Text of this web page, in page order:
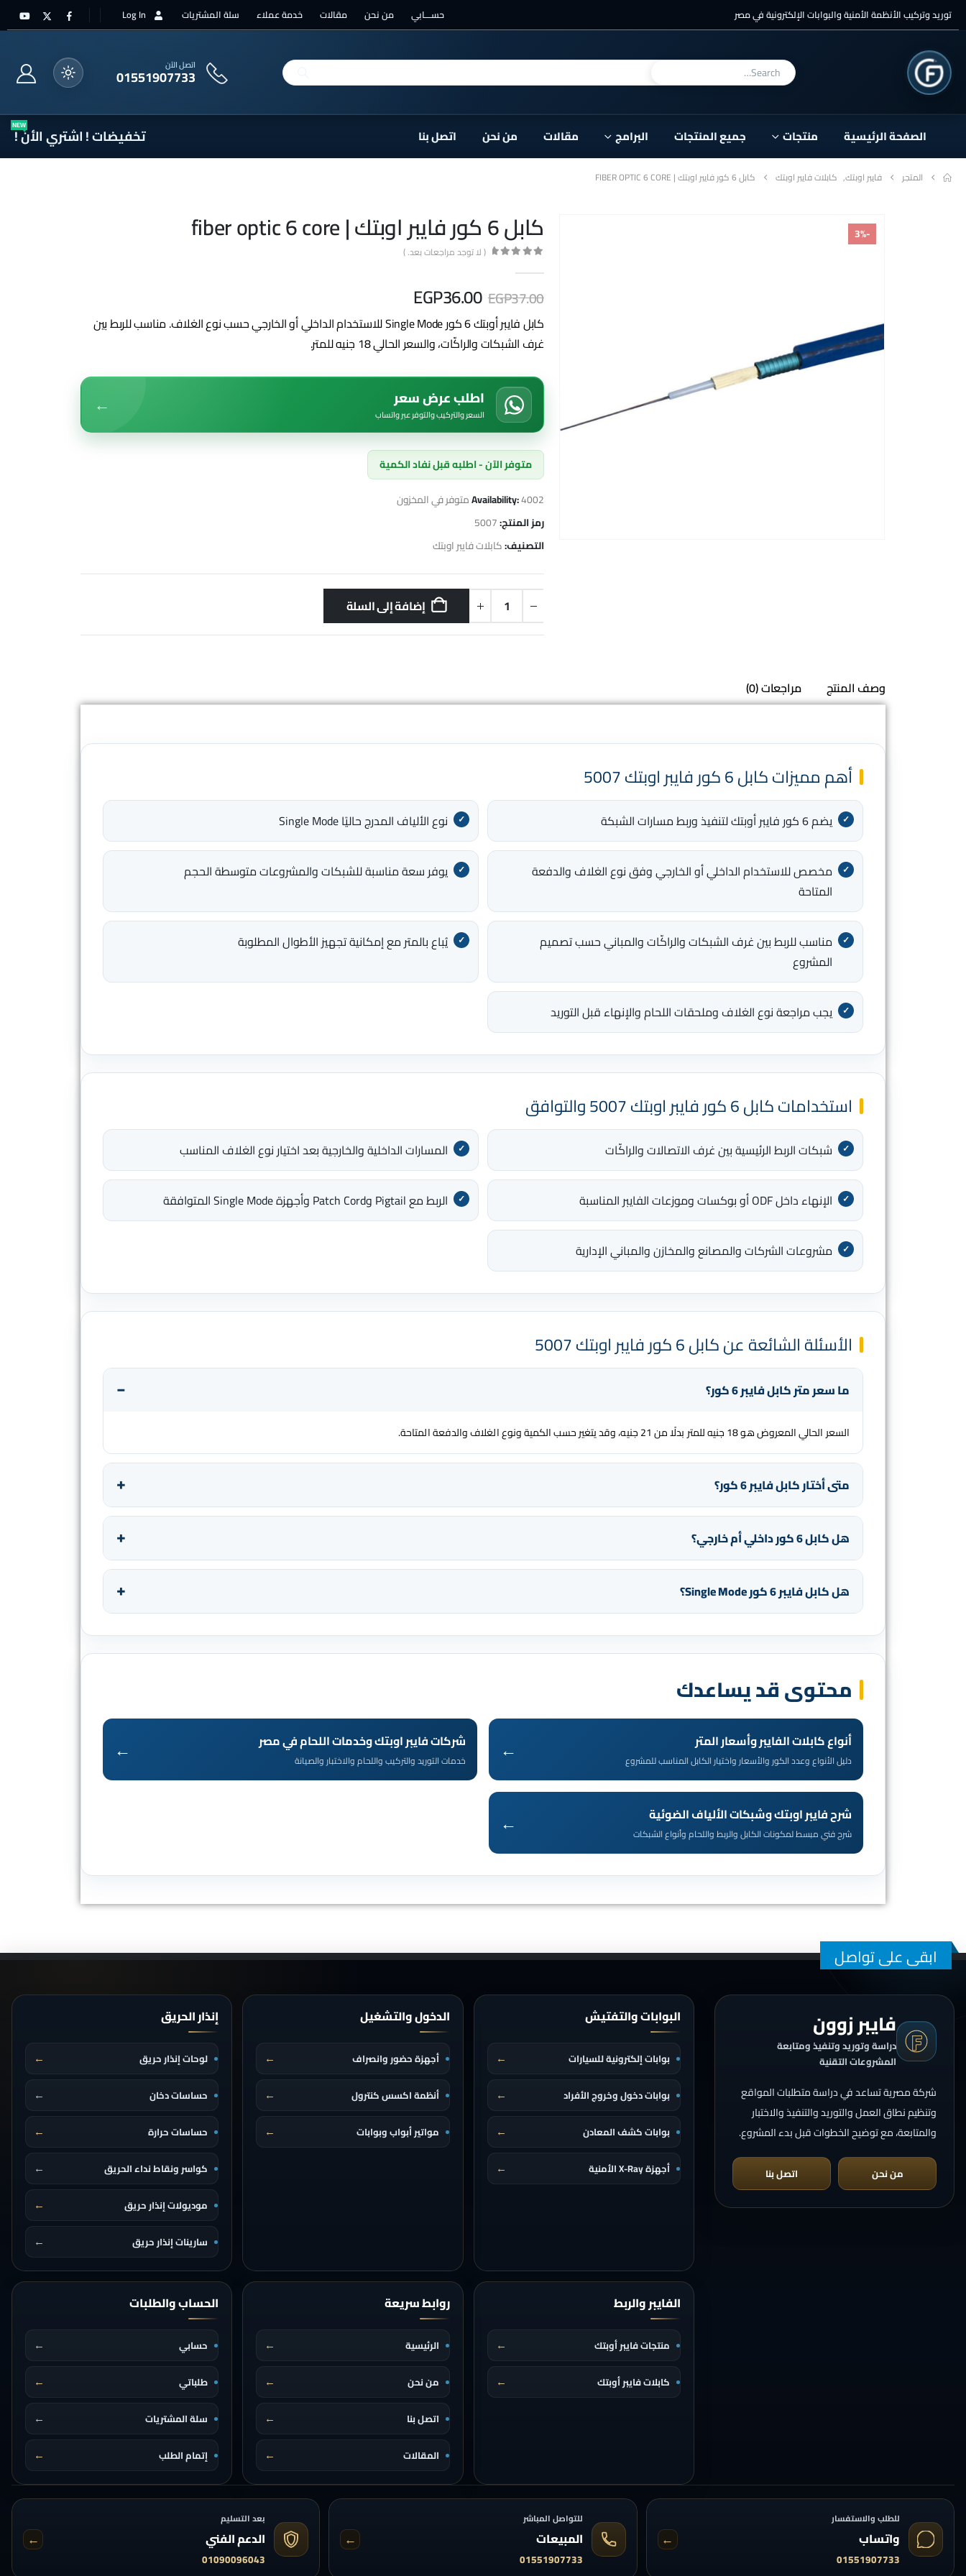
توريد وتركيب الأنظمة الأمنية والبوابات الإلكترونية في مصر حســـابي من نحن مقالات خدمة عملاء سلة المشتريات Log In
اتصل الآن
01551907733
الصفحة الرئيسية منتجات جميع المنتجات البرامج مقالات من نحن اتصل بنا تخفيضات !اشتري الأن !
NEW
المتجر فايبر اوبتك, كابلات فايبر اوبتك كابل 6 كور فايبر اوبتك | FIBER OPTIC 6 CORE
-3% كابل 6 كور فايبر اوبتك | fiber optic 6 core
( لا توجد مراجعات بعد. )
EGP37.00
EGP36.00
كابل فايبر أوبتك 6 كور Single Mode للاستخدام الداخلي أو الخارجي حسب نوع الغلاف. مناسب للربط بين
غرف الشبكات والراكّات، والسعر الحالي 18 جنيه للمتر.
اطلب عرض سعر
السعر والتركيب والتوفر عبر واتساب ←
متوفر الآن - اطلبه قبل نفاد الكمية
Availability:4002 متوفر في المخزون
رمز المنتج:5007
التصنيف:كابلات فايبر اوبتك
إضافة إلى السلة
وصف المنتج مراجعات (0)
أهم مميزات كابل 6 كور فايبر اوبتك 5007
يضم 6 كور فايبر أوبتك لتنفيذ وربط مسارات الشبكة نوع الألياف المدرج حاليًا Single Mode
مخصص للاستخدام الداخلي أو الخارجي وفق نوع الغلاف والدفعة
المتاحة
يوفر سعة مناسبة للشبكات والمشروعات متوسطة الحجم
مناسب للربط بين غرف الشبكات والراكّات والمباني حسب تصميم
المشروع
يُباع بالمتر مع إمكانية تجهيز الأطوال المطلوبة
يجب مراجعة نوع الغلاف وملحقات اللحام والإنهاء قبل التوريد
استخدامات كابل 6 كور فايبر اوبتك 5007 والتوافق
شبكات الربط الرئيسية بين غرف الاتصالات والراكّات المسارات الداخلية والخارجية بعد اختيار نوع الغلاف المناسب
الإنهاء داخل ODF أو بوكسات وموزعات الفايبر المناسبة الربط مع Pigtail وPatch Cord وأجهزة Single Mode المتوافقة
مشروعات الشركات والمصانع والمخازن والمباني الإدارية
الأسئلة الشائعة عن كابل 6 كور فايبر اوبتك 5007
ما سعر متر كابل فايبر 6 كور؟
السعر الحالي المعروض هو 18 جنيه للمتر بدلًا من 21 جنيه، وقد يتغير حسب الكمية ونوع الغلاف والدفعة المتاحة.
متى أختار كابل فايبر 6 كور؟
هل كابل 6 كور داخلي أم خارجي؟
هل كابل فايبر 6 كور Single Mode؟
محتوى قد يساعدك
أنواع كابلات الفايبر وأسعار المتر
دليل الأنواع وعدد الكور والأسعار واختيار الكابل المناسب للمشروع ← شركات فايبر اوبتك وخدمات اللحام في مصر
خدمات التوريد والتركيب واللحام والاختبار والصيانة ←
شرح فايبر اوبتك وشبكات الألياف الضوئية
شرح فني مبسط لمكونات الكابل والربط واللحام وأنواع الشبكات ←
ابقى على تواصل
فايبر زوون
دراسة وتوريد وتنفيذ ومتابعة
المشروعات التقنية
شركة مصرية تساعد في دراسة متطلبات المواقع
وتنظيم نطاق العمل والتوريد والتنفيذ والاختبار
والمتابعة، مع توضيح الخطوات قبل بدء المشروع.
من نحن اتصل بنا
البوابات والتفتيش
بوابات إلكترونية للسيارات ←
بوابات دخول وخروج الأفراد ←
بوابات كشف المعادن ←
أجهزة X-Ray الأمنية ←
الدخول والتشغيل
أجهزة حضور وانصراف ←
أنظمة اكسس كنترول ←
مواتير أبواب وبوابات ←
إنذار الحريق
لوحات إنذار حريق ←
حساسات دخان ←
حساسات حرارة ←
كواسر ونقاط نداء الحريق ←
موديولات إنذار حريق ←
سارينات إنذار حريق ←
الفايبر والربط
منتجات فايبر أوبتك ←
كابلات فايبر أوبتك ←
روابط سريعة
الرئيسية ←
من نحن ←
اتصل بنا ←
المقالات ←
الحساب والطلبات
حسابي ←
طلباتي ←
سلة المشتريات ←
إتمام الطلب ←
للطلب والاستفسار
واتساب
01551907733
←
للتواصل المباشر
المبيعات
01551907733
←
بعد التسليم
الدعم الفني
01090096043
←